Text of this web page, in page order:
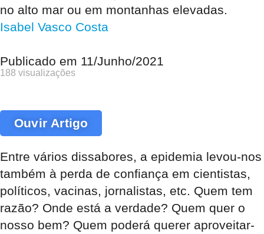
no alto mar ou em montanhas elevadas.
Isabel Vasco Costa
Publicado em 11/Junho/2021
188 visualizações
Ouvir Artigo
Entre vários dissabores, a epidemia levou-nos
também à perda de confiança em cientistas,
políticos, vacinas, jornalistas, etc. Quem tem
razão? Onde está a verdade? Quem quer o
nosso bem? Quem poderá querer aproveitar-